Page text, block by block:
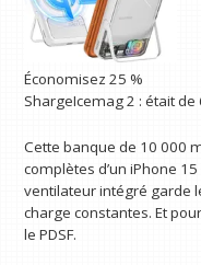
Économisez 25 %
ShargeIcemag 2 : était de
Cette banque de 10 000
complètes d’un iPhone
ventilateur intégré garde
charge constantes. Et
le PDSF.